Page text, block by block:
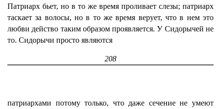
Патриарх бьет, но в то же время проливает слезы; патриарх
таскает за волосы, но в то же время верует, что в нем это
любви действо таким образом проявляется. У Сидорычей не
то. Сидорычи просто являются
208
патриархами потому только, что даже сечение не умеют